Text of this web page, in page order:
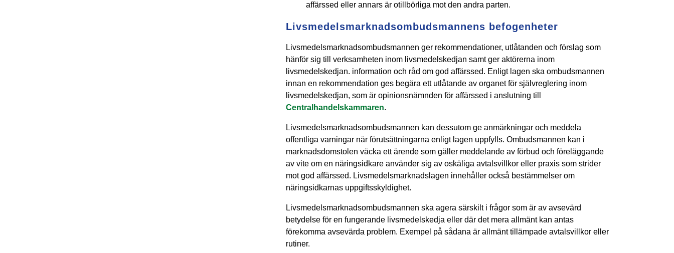
affärssed eller annars är otillbörliga mot den andra parten.
Livsmedelsmarknadsombudsmannens befogenheter
Livsmedelsmarknadsombudsmannen ger rekommendationer, utlåtanden och förslag som
hänför sig till verksamheten inom livsmedelskedjan samt ger aktörerna inom
livsmedelskedjan. information och råd om god affärssed. Enligt lagen ska ombudsmannen
innan en rekommendation ges begära ett utlåtande av organet för självreglering inom
livsmedelskedjan, som är opinionsnämnden för affärssed i anslutning till
Centralhandelskammaren.
Livsmedelsmarknadsombudsmannen kan dessutom ge anmärkningar och meddela
offentliga varningar när förutsättningarna enligt lagen uppfylls. Ombudsmannen kan i
marknadsdomstolen väcka ett ärende som gäller meddelande av förbud och föreläggande
av vite om en näringsidkare använder sig av oskäliga avtalsvillkor eller praxis som strider
mot god affärssed. Livsmedelsmarknadslagen innehåller också bestämmelser om
näringsidkarnas uppgiftsskyldighet.
Livsmedelsmarknadsombudsmannen ska agera särskilt i frågor som är av avsevärd
betydelse för en fungerande livsmedelskedja eller där det mera allmänt kan antas
förekomma avsevärda problem. Exempel på sådana är allmänt tillämpade avtalsvillkor eller
rutiner.